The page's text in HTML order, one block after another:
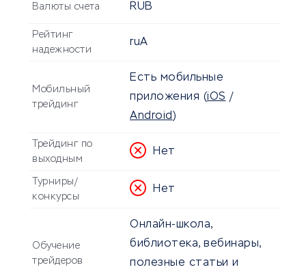
Валюты счета RUB
Рейтинг
надежности
ruA
Мобильный
трейдинг
Есть мобильные
приложения (iOS /
Android)
Трейдинг по
выходным
Нет
Турниры/
конкурсы
Нет
Обучение
трейдеров
Онлайн-школа,
библиотека, вебинары,
полезные статьи и